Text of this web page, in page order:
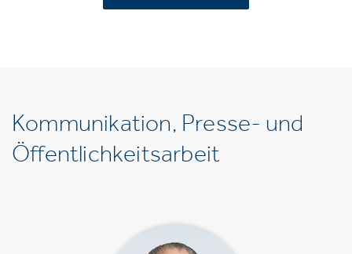
Kommunikation, Presse- und
Öffentlichkeitsarbeit